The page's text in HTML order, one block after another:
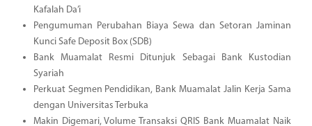
Kafalah Da’i
Pengumuman Perubahan Biaya Sewa dan Setoran Jaminan
Kunci Safe Deposit Box (SDB)
Bank Muamalat Resmi Ditunjuk Sebagai Bank Kustodian
Syariah
Perkuat Segmen Pendidikan, Bank Muamalat Jalin Kerja Sama
dengan Universitas Terbuka
Makin Digemari, Volume Transaksi QRIS Bank Muamalat Naik